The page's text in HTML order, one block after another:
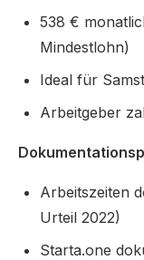
538 €
Mindestlohn)
Ideal für
Arbeitgeber
Arbeitszeiten
Urteil 2022)
Starta.one